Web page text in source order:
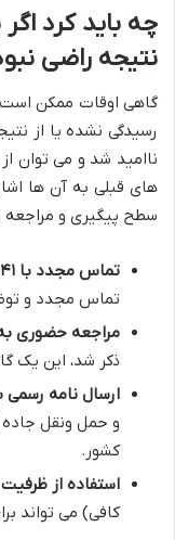
چه باید کرد
نتیجه راضی
گاهی اوقات ممکن
رسیدگی نشده یا از
ناامید شد و می توان از
های قبلی به آن ها
سطح پیگیری و مراجعه
تماس مجدد با ۱۴۱ و درخواست پیگیری عمیق تر:
تماس مجدد و
مراجعه حضوری به
ذکر شد، این یک
ارسال نامه رسمی
و حمل ونقل
کشور.
استفاده از
کافی) می تواند